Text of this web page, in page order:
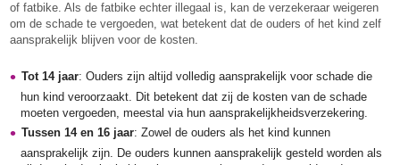
of fatbike. Als de fatbike echter illegaal is, kan de verzekeraar weigeren
om de schade te vergoeden, wat betekent dat de ouders of het kind zelf
aansprakelijk blijven voor de kosten.
Tot 14 jaar: Ouders zijn altijd volledig aansprakelijk voor schade die
hun kind veroorzaakt. Dit betekent dat zij de kosten van de schade
moeten vergoeden, meestal via hun aansprakelijkheidsverzekering.
Tussen 14 en 16 jaar: Zowel de ouders als het kind kunnen
aansprakelijk zijn. De ouders kunnen aansprakelijk gesteld worden als